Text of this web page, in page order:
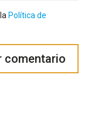
Política de